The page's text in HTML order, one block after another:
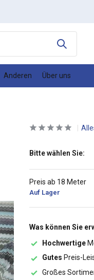
Preis-
Anderen Über uns
Bitte wählen Sie:
Preis ab 18 Meter
Auf Lager
Was können Sie
Hochwertige
Gutes Preis-
Großes